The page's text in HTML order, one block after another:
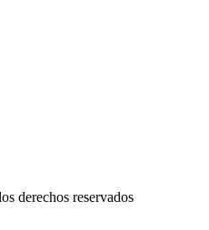
derechos reservados